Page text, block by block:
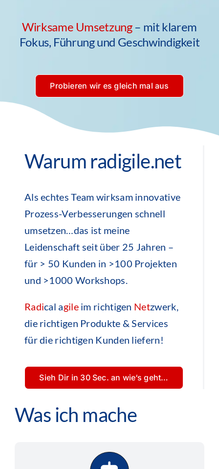
Wirksame Umsetzung– mit klarem
Fokus, Führung und Geschwindigkeit
Probieren wir es gleich mal aus
Warum radigile.net
Als echtes Team wirksam innovative
Prozess-Verbesserungen schnell
umsetzen…das ist meine
Leidenschaft seit über 25 Jahren –
für > 50 Kunden in >100 Projekten
und >1000 Workshops.
Radical agileim richtigen Netzwerk,
die richtigen Produkte & Services
für die richtigen Kunden liefern!
Sieh Dir in 30 Sec. an wie‘s geht…
Was ich mache